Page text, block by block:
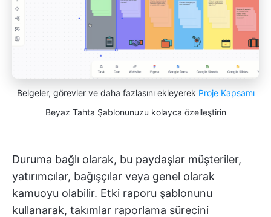
Belgeler, görevler ve daha fazlasını ekleyerek Proje Kapsamı
Beyaz Tahta Şablonunuzu kolayca özelleştirin
Duruma bağlı olarak, bu paydaşlar müşteriler,
yatırımcılar, bağışçılar veya genel olarak
kamuoyu olabilir. Etki raporu şablonunu
kullanarak, takımlar raporlama sürecini